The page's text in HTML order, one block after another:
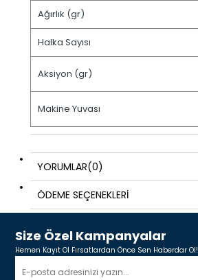
Ağırlık (gr)
Halka Sayısı
Aksiyon (gr)
Makine Yuvası
YORUMLAR(0)
ÖDEME SEÇENEKLERI
Size Özel Kampanyalar
Hemen Kayıt Ol Fırsatlardan Önce Sen Haberdar Ol!